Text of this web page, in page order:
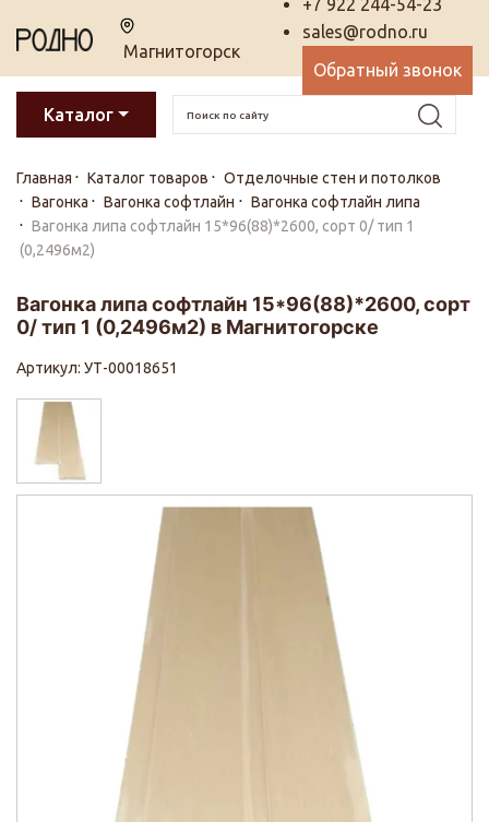
Магнитогорск
+7 922 244-54-23
sales@rodno.ru
Обратный звонок
Каталог
Главная Каталог товаров
Отделочные стен и потолков
Вагонка
Вагонка софтлайн
Вагонка софтлайн липа
Вагонка липа софтлайн 15*96(88)*2600, сорт 0/ тип 1
(0,2496м2)
Вагонка липа софтлайн 15*96(88)*2600, сорт
0/ тип 1 (0,2496м2) в Магнитогорске
Артикул: УТ-00018651